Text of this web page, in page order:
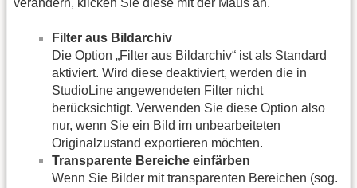
verändern, klicken Sie diese mit der Maus an.
Filter aus Bildarchiv
Die Option „Filter aus Bildarchiv“ ist als Standard
aktiviert. Wird diese deaktiviert, werden die in
StudioLine angewendeten Filter nicht
berücksichtigt. Verwenden Sie diese Option also
nur, wenn Sie ein Bild im unbearbeiteten
Originalzustand exportieren möchten.
Transparente Bereiche einfärben
Wenn Sie Bilder mit transparenten Bereichen (sog.